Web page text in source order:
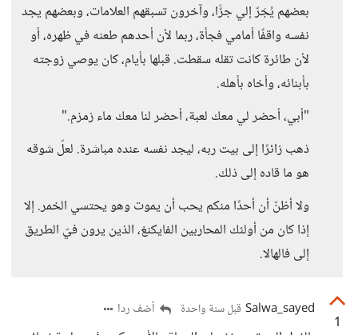
بعضهم يُجَرّ إلي جرًّا، وآخرون تسبقهم العلامات، وبعضهم يجد
نفسه واقفًا أمامي فجأة، ربما لأن أحدهم طعنه في ظهره، أو
لأن طائرة كانت تقله سقطت. قبلها بأيام، كان يوصي زوجته
بأبنائه، وأخاه بأهله.
"أبي، أحضر لي معك لعبة، أحضر لنا معك ماء زمزم."
ذهب زائرًا إلى بيت ربه، ليجد نفسه عنده مباشرة. لعلّ شوقه
هو ما قاده إلى ذلك.
ولا أظنّ أن أحدًا منكم يحب أن يموت وهو يحتسي الخمر. إلا
إذا كان من أولئك المحاربين الفايكنغ، الذين يرون فيّ الطريق
إلى فالهالا.
1
Salwa_sayed قبل سنة واحدة أضف ردا